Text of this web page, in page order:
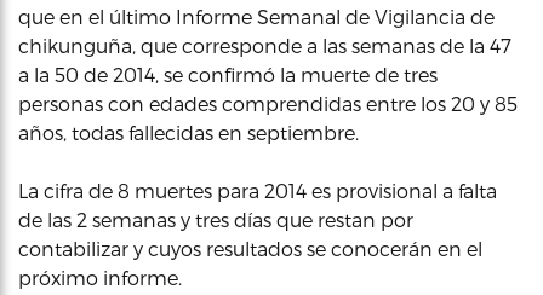
que en el último Informe Semanal de Vigilancia de
chikunguña, que corresponde a las semanas de la 47
a la 50 de 2014, se confirmó la muerte de tres
personas con edades comprendidas entre los 20 y 85
años, todas fallecidas en septiembre.
La cifra de 8 muertes para 2014 es provisional a falta
de las 2 semanas y tres días que restan por
contabilizar y cuyos resultados se conocerán en el
próximo informe.